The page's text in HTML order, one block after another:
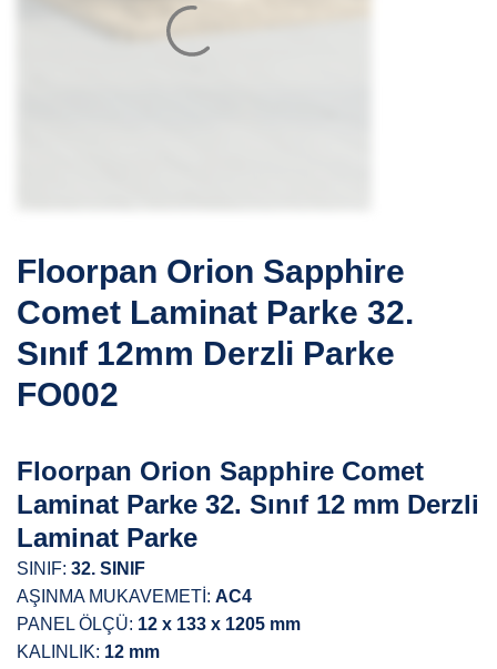
Floorpan Orion Sapphire
Comet Laminat Parke 32.
Sınıf 12mm Derzli Parke
FO002
Floorpan Orion Sapphire Comet
Laminat Parke 32. Sınıf 12 mm Derzli
Laminat Parke
SINIF: 32. SINIF
AŞINMA MUKAVEMETİ: AC4
PANEL ÖLÇÜ: 12 х 133 x 1205 mm
KALINLIK: 12 mm